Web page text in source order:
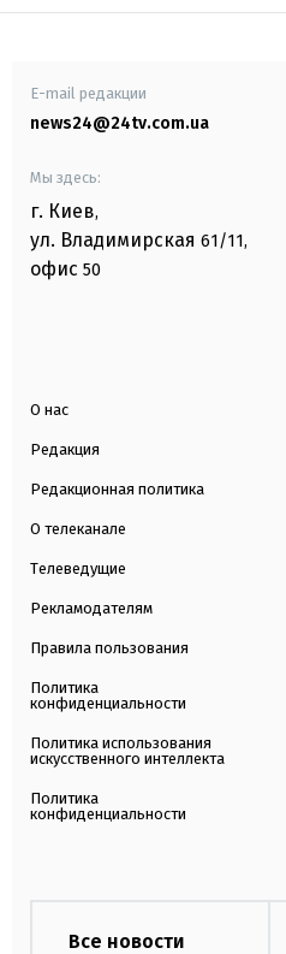
E-mail редакции
news24@24tv.com.ua
Мы здесь:
г. Киев,
ул. Владимирская 61/11,
офис 50
О нас
Редакция
Редакционная политика
О телеканале
Телеведущие
Рекламодателям
Правила пользования
Политика
конфиденциальности
Политика использования
искусственного интеллекта
Политика
конфиденциальности
Все новости